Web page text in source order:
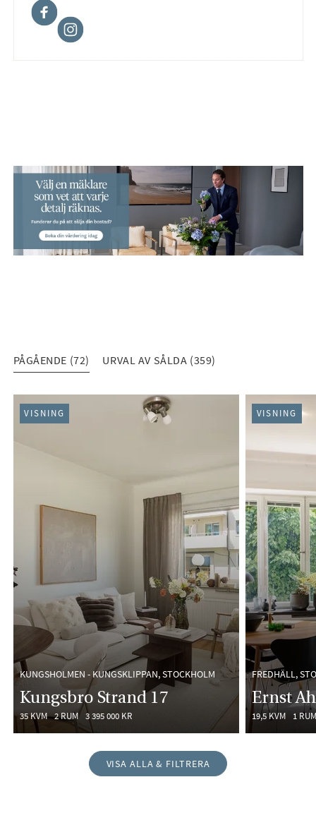
Facebook
PÅGÅENDE (72) URVAL AV SÅLDA (359)
PÅGÅENDE (72)
KUNGSHOLMEN - KUNGSKLIPPAN, STOCKHOLM
Kungsbro Strand 17
35 KVM 2 RUM 3 395 000 KR
VISNING
FREDHÄLL,
Ernst
19,5 KVM 1 RUM
VISNING
VISA ALLA & FILTRERA